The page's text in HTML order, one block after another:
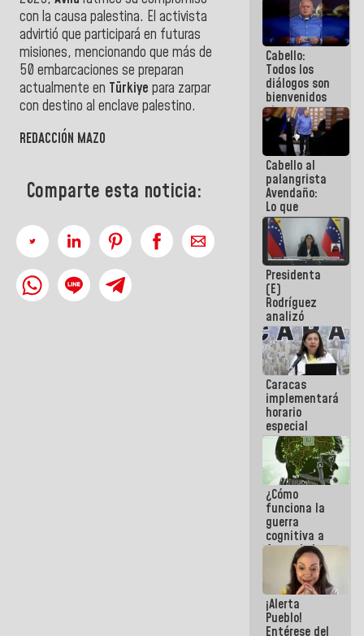
con la causa palestina. El activista
advirtió que participará en futuras
misiones, mencionando que más de
50 embarcaciones se preparan
actualmente en Türkiye para zarpar
con destino al enclave palestino.
REDACCIÓN MAZO
Comparte esta noticia:
Figuera y
acuerdan
primer
encuentro
presencial
para el
diálogo
Cabello:
Todos los
diálogos son
bienvenidos
siempre que
estén en el
marco de la
Constitución
de la
República
Cabello al
palangrista
Avendaño:
Lo que
vayas a
escribir
hazlo hoy
por que no
sabemos si
la semana
que viene
hay
programa
Presidenta
(E)
Rodríguez
analizó
junto a
gobernadores
planes de
recuperación
del Sistema
Eléctrico
Nacional
Caracas
implementará
horario
especial
para
adaptarse
al plan de
ahorro
energético
¿Cómo
funciona la
guerra
cognitiva a
favor de la
narrativa
hegemónica?
(1)
¡Alerta
Pueblo!
Entérese del